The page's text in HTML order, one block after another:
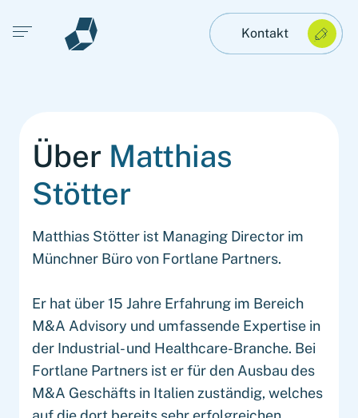
Open main menu Kontakt
Über Matthias
Stötter
Matthias Stötter ist Managing Director im
Münchner Büro von Fortlane Partners.
Er hat über 15 Jahre Erfahrung im Bereich
M&A Advisory und umfassende Expertise in
der Industrial- und Healthcare-Branche. Bei
Fortlane Partners ist er für den Ausbau des
M&A Geschäfts in Italien zuständig, welches